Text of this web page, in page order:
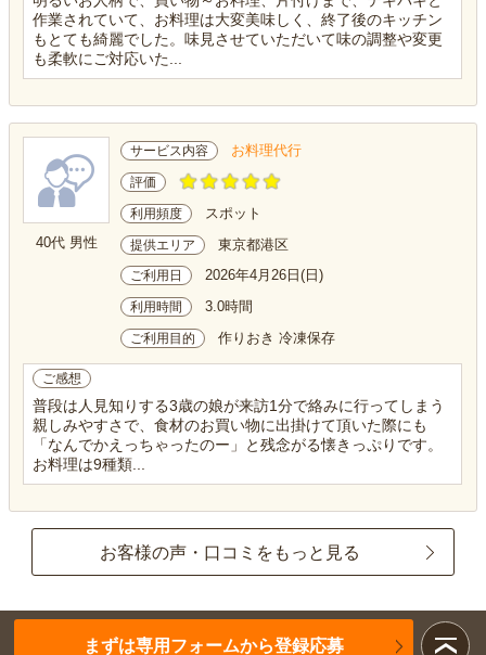
作業されていて、お料理は大変美味しく、終了後のキッチン
もとても綺麗でした。味見させていただいて味の調整や変更
も柔軟にご対応いた...
40代 男性
サービス内容 お料理代行
評価
利用頻度 スポット
提供エリア 東京都港区
ご利用日 2026年4月26日(日)
利用時間 3.0時間
ご利用目的 作りおき 冷凍保存
ご感想
普段は人見知りする3歳の娘が来訪1分で絡みに行ってしまう
親しみやすさで、食材のお買い物に出掛けて頂いた際にも
「なんでかえっちゃったのー」と残念がる懐きっぷりです。
お料理は9種類...
お客様の声・口コミをもっと見る
まずは専用フォームから登録応募